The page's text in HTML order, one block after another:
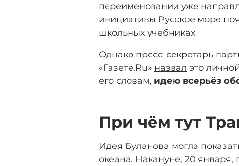
переименовании уже
инициативы Русское море
школьных учебниках.
Однако пресс-секретарь
«Газете.Ru» назвал это
его словам, идею всерьёз
При чём тут
Идея Буланова могла
океана. Накануне, 20